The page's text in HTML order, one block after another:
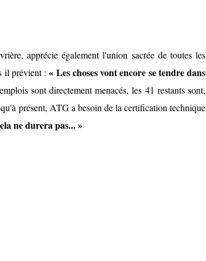
apprécie également l'union sacrée de toutes les
il prévient :« Les choses vont encore se tendre dans
sont directement menacés, les 41 restants sont,
présent, ATG a besoin de la certification technique
ne durera pas... »